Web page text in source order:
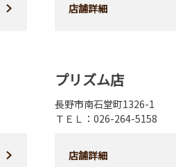
店舗詳細
プリズム店
長野市南石堂町1326-1
ＴＥＬ：026-264-5158
店舗詳細